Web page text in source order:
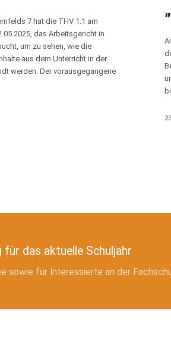
7 hat die THV 1.1 am
das Arbeitsgericht in
um zu sehen, wie die
aus dem Unterricht in der
werden. Der vorausgegangene
für das aktuelle Schuljahr
sowie für Interessierte an der